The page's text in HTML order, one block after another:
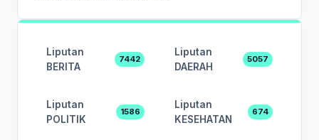
Liputan
BERITA
7442
Liputan
DAERAH
5057
Liputan
POLITIK
1586
Liputan
KESEHATAN
674